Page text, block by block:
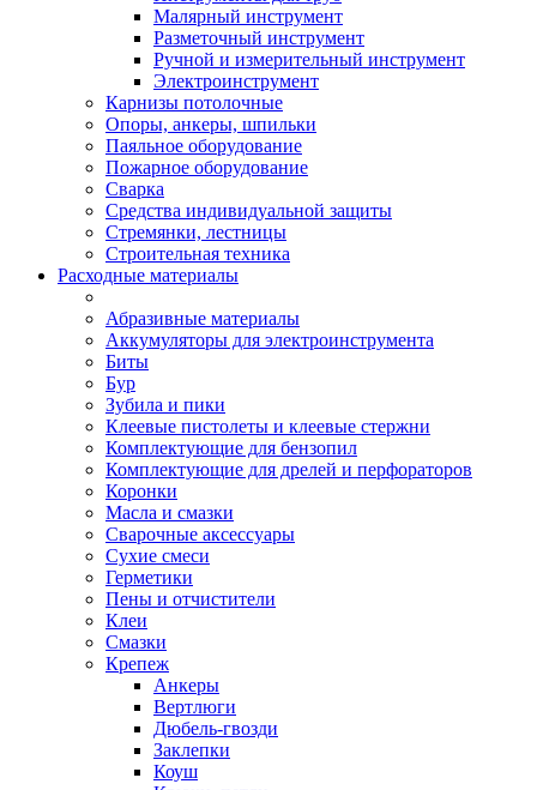
Малярный инструмент
Разметочный инструмент
Ручной и измерительный инструмент
Электроинструмент
Карнизы потолочные
Опоры, анкеры, шпильки
Паяльное оборудование
Пожарное оборудование
Сварка
Средства индивидуальной защиты
Стремянки, лестницы
Строительная техника
Расходные материалы
Абразивные материалы
Аккумуляторы для электроинструмента
Биты
Бур
Зубила и пики
Клеевые пистолеты и клеевые стержни
Комплектующие для бензопил
Комплектующие для дрелей и перфораторов
Коронки
Масла и смазки
Сварочные аксессуары
Сухие смеси
Герметики
Пены и отчистители
Клеи
Смазки
Крепеж
Анкеры
Вертлюги
Дюбель-гвозди
Заклепки
Коуш